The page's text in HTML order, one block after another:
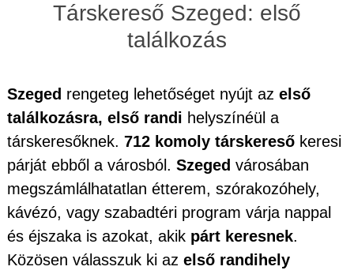
Társkereső Szeged: első
találkozás
Szeged rengeteg lehetőséget nyújt az első
találkozásra, első randi helyszínéül a
társkeresőknek. 712 komoly társkereső keresi
párját ebből a városból. Szeged városában
megszámlálhatatlan étterem, szórakozóhely,
kávézó, vagy szabadtéri program várja nappal
és éjszaka is azokat, akik párt keresnek.
Közösen válasszuk ki az első randihely